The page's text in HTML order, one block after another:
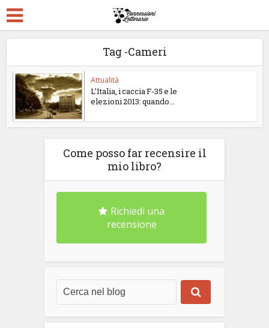
Tag -Cameri
Attualità
L’Italia, i caccia F-35 e le
elezioni 2013: quando...
Come posso far recensire il
mio libro?
Richiedi una
recensione